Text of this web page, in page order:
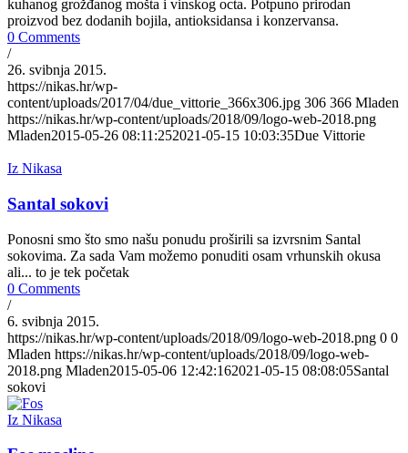
kuhanog grožđanog mošta i vinskog octa. Potpuno prirodan
proizvod bez dodanih bojila, antioksidansa i konzervansa.
0 Comments
/
26. svibnja 2015.
https://nikas.hr/wp-
content/uploads/2017/04/due_vittorie_366x306.jpg 306 366 Mladen
https://nikas.hr/wp-content/uploads/2018/09/logo-web-2018.png
Mladen2015-05-26 08:11:252021-05-15 10:03:35Due Vittorie
Iz Nikasa
Santal sokovi
Ponosni smo što smo našu ponudu proširili sa izvrsnim Santal
sokovima. Za sada Vam možemo ponuditi osam vrhunskih okusa
ali... to je tek početak
0 Comments
/
6. svibnja 2015.
https://nikas.hr/wp-content/uploads/2018/09/logo-web-2018.png 0 0
Mladen https://nikas.hr/wp-content/uploads/2018/09/logo-web-
2018.png Mladen2015-05-06 12:42:162021-05-15 08:08:05Santal
sokovi
Iz Nikasa